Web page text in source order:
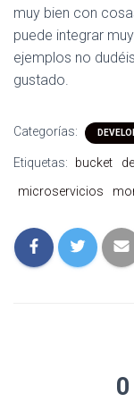
muy bien con
puede integrar
ejemplos no
gustado.
Categorías:
Etiquetas: bucket
microservicios